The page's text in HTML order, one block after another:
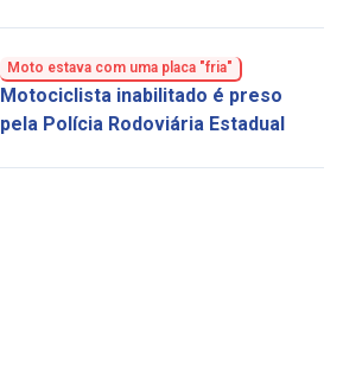
Moto estava com uma placa "fria"
Motociclista inabilitado é preso
pela Polícia Rodoviária Estadual